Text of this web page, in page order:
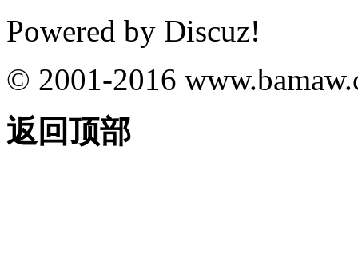
Powered by Discuz!
© 2001-2016
返回顶部